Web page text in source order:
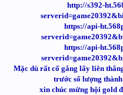
http://s392-
https://api-
https://api-
Mặc dù rất cố gắng lấy liên
trước số lượng
xin chúc mừng hội gold